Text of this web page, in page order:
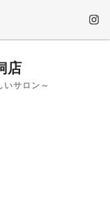
店
いサロン～